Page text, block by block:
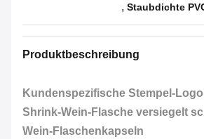
, Staubdichte
Produktbeschreibung
Kundenspezifische Stempel-
Shrink-Wein-Flasche versiegelt
Wein-Flaschenkapseln